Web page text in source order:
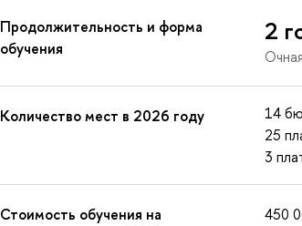
Продолжительность и форма
обучения
2
Очная
Количество мест в 2026 году
14
25
3
Стоимость обучения на
450